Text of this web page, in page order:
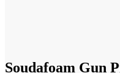
Soudafoam Gun